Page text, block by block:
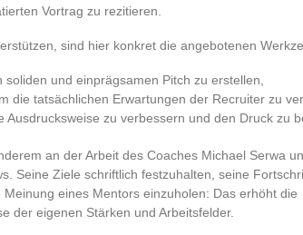
Vortrag zu rezitieren.
sind hier konkret die angebotenen
und einprägsamen Pitch zu erstellen,
die tatsächlichen Erwartungen der Recruiter zu
zu verbessern und den Druck zu
an der Arbeit des Coaches Michael Serwa
Seine Ziele schriftlich festzuhalten, seine
eines Mentors einzuholen: Das erhöht die
der eigenen Stärken und Arbeitsfelder.